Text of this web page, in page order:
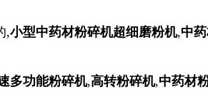
,小型中药材粉碎机超细磨粉机,中
多功能粉碎机,高转粉碎机,中药材